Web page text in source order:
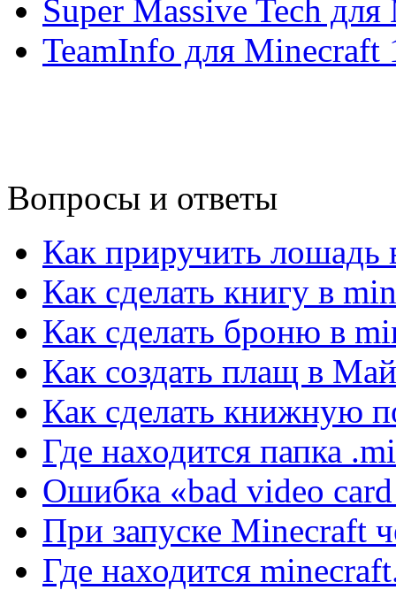
Super Massive Tech
TeamInfo для Minecraft
Вопросы и ответы
Как приручить лошадь
Как сделать книгу в
Как сделать броню в
Как создать плащ в
Как сделать книжную
Где находится папка
Ошибка «bad video
При запуске Minecraft
Где находится